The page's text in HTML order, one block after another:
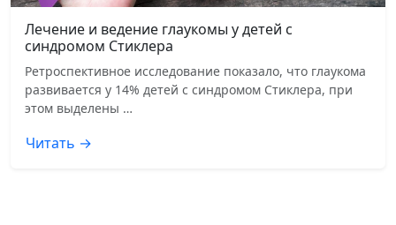
Лечение и ведение глаукомы у детей с
синдромом Стиклера
Ретроспективное исследование показало, что глаукома
развивается у 14% детей с синдромом Стиклера, при
этом выделены …
Читать →